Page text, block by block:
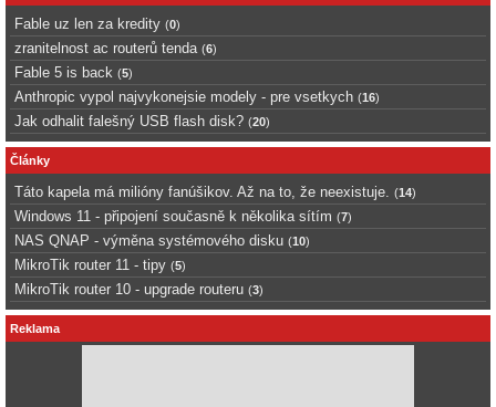
Fable uz len za kredity (0)
zranitelnost ac routerů tenda (6)
Fable 5 is back (5)
Anthropic vypol najvykonejsie modely - pre vsetkych (16)
Jak odhalit falešný USB flash disk? (20)
Články
Táto kapela má milióny fanúšikov. Až na to, že neexistuje. (14)
Windows 11 - připojení současně k několika sítím (7)
NAS QNAP - výměna systémového disku (10)
MikroTik router 11 - tipy (5)
MikroTik router 10 - upgrade routeru (3)
Reklama